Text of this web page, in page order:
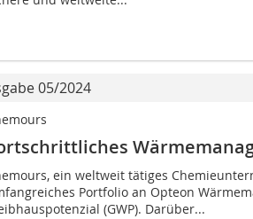
05/2024
ein weltweit tätiges
Portfolio an Opteon
(GWP). Darüber...